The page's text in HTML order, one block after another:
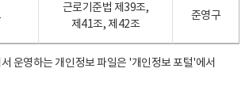
근로기준법 제39조,
제41조, 제42조
준영구
운영하는 개인정보 파일은 '개인정보 포털'에서